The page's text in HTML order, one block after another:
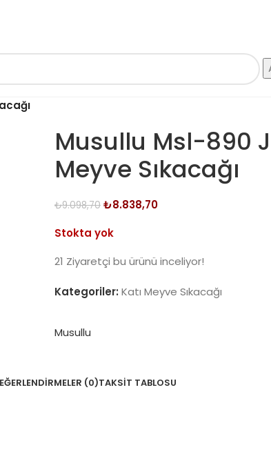
Musullu Msl-890
Meyve Sıkacağı
₺9.098,70 ₺8.838,70
Stokta yok
21 Ziyaretçi bu ürünü inceliyor!
Kategoriler: Katı Meyve Sıkacağı
Musullu
(0)TAKSIT TABLOSU